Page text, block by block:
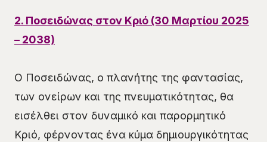
2. Ποσειδώνας στον Κριό (30 Μαρτίου 2025
– 2038)
Ο Ποσειδώνας, ο πλανήτης της φαντασίας,
των ονείρων και της πνευματικότητας, θα
εισέλθει στον δυναμικό και παρορμητικό
Κριό, φέρνοντας ένα κύμα δημιουργικότητας